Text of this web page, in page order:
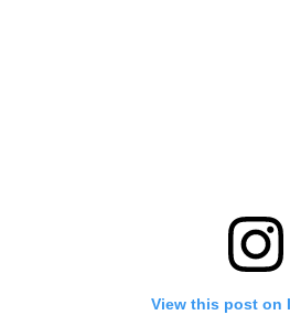
View this post on